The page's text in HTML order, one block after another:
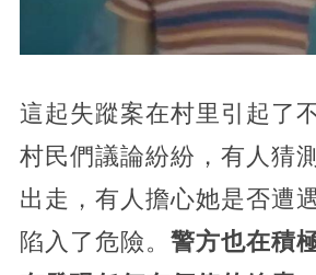
這起失蹤案在村里引起了
村民們議論紛紛，有人猜
出走，有人擔心她是否遭
陷入了危險。 警方也在積